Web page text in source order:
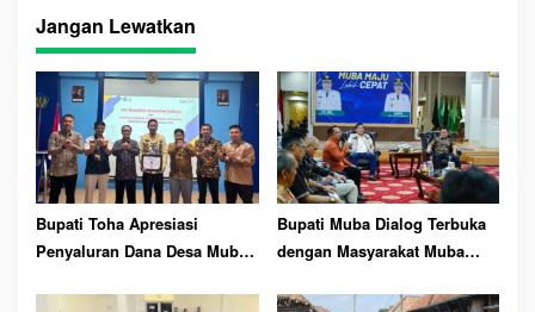
ts
A
pp
t re
Jangan Lewatkan
Bupati Toha Apresiasi
Penyaluran Dana Desa Muba
Bupati Muba Dialog Terbuka
dengan Masyarakat Muba